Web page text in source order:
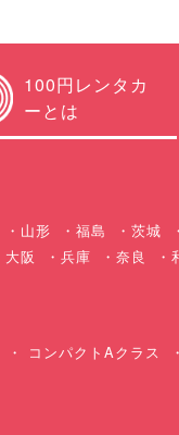
100円レンタカ
ーとは
山形 福島 茨城
大阪 兵庫 奈良
コンパクトAクラス